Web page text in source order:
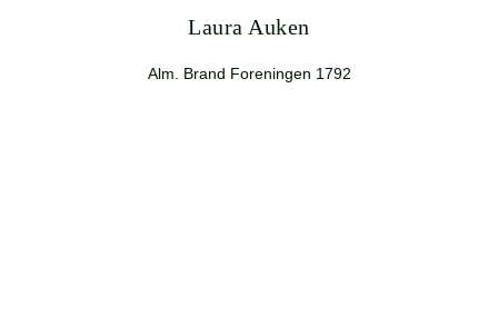
Laura Auken
Alm. Brand Foreningen 1792